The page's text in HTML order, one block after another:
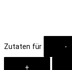
Zutaten für